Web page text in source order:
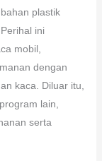
plastik
ini
mobil,
dengan
kaca. Diluar itu,
lain,
serta